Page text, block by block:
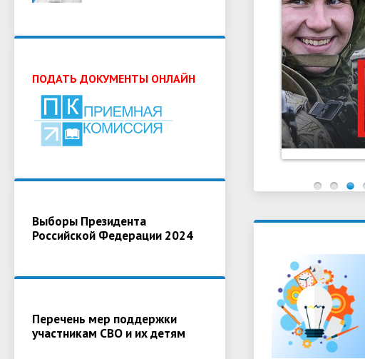
ПОДАТЬ ДОКУМЕНТЫ ОНЛАЙН
Выборы Президента
Российской Федерации 2024
Перечень мер поддержки
участникам СВО и их детям